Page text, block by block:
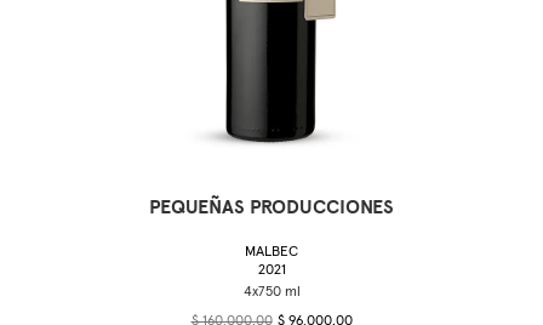
PEQUEÑAS PRODUCCIONES
MALBEC
2021
$ 160.000,00 $ 96.000,00